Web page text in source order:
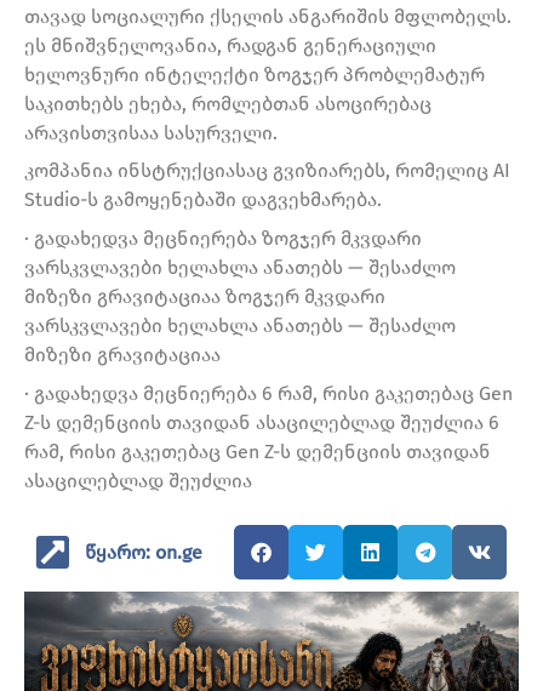
თავად სოციალური ქსელის ანგარიშის მფლობელს.
ეს მნიშვნელოვანია, რადგან გენერაციული
ხელოვნური ინტელექტი ზოგჯერ პრობლემატურ
საკითხებს ეხება, რომლებთან ასოცირებაც
არავისთვისაა სასურველი.
კომპანია ინსტრუქციასაც გვიზიარებს, რომელიც AI
Studio-ს გამოყენებაში დაგვეხმარება.
· გადახედვა მეცნიერება ზოგჯერ მკვდარი
ვარსკვლავები ხელახლა ანათებს — შესაძლო
მიზეზი გრავიტაციაა ზოგჯერ მკვდარი
ვარსკვლავები ხელახლა ანათებს — შესაძლო
მიზეზი გრავიტაციაა
· გადახედვა მეცნიერება 6 რამ, რისი გაკეთებაც Gen
Z-ს დემენციის თავიდან ასაცილებლად შეუძლია 6
რამ, რისი გაკეთებაც Gen Z-ს დემენციის თავიდან
ასაცილებლად შეუძლია
წყარო: on.ge